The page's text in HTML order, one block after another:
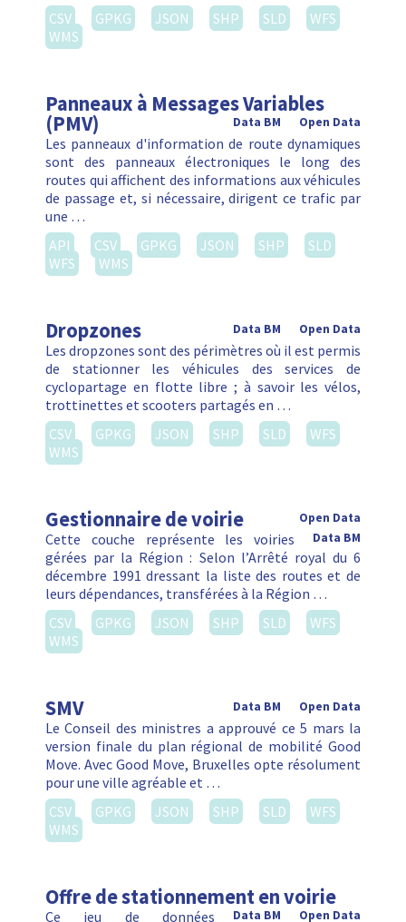
CSV
GPKG JSON SHP SLD
WFS
WMS
Panneaux à Messages Variables
(PMV) Open Data
Data BM
Les panneaux d'information de route dynamiques
sont des panneaux électroniques le long des
routes qui affichent des informations aux véhicules
de passage et, si nécessaire, dirigent ce trafic par
une …
API
CSV GPKG JSON SHP
SLD
WFS
WMS
Dropzones Open Data
Data BM
Les dropzones sont des périmètres où il est permis
de stationner les véhicules des services de
cyclopartage en flotte libre ; à savoir les vélos,
trottinettes et scooters partagés en …
CSV
GPKG JSON SHP SLD
WFS
WMS
Gestionnaire de voirie
Open Data
Data BM
Cette couche représente les voiries
gérées par la Région : Selon l’Arrêté royal du 6
décembre 1991 dressant la liste des routes et de
leurs dépendances, transférées à la Région …
CSV
GPKG JSON SHP SLD
WFS
WMS
SMV Open Data
Data BM
Le Conseil des ministres a approuvé ce 5 mars la
version finale du plan régional de mobilité Good
Move. Avec Good Move, Bruxelles opte résolument
pour une ville agréable et …
CSV
GPKG JSON SHP SLD
WFS
WMS
Offre de stationnement en voirie
Open Data
Data BM
Ce jeu de données